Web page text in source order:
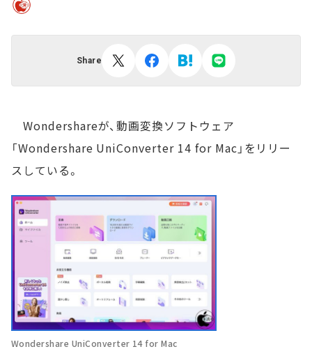
Share
Wondershareが、動画変換ソフトウェア
「Wondershare UniConverter 14 for Mac」をリリー
スしている。
Wondershare UniConverter 14 for Mac